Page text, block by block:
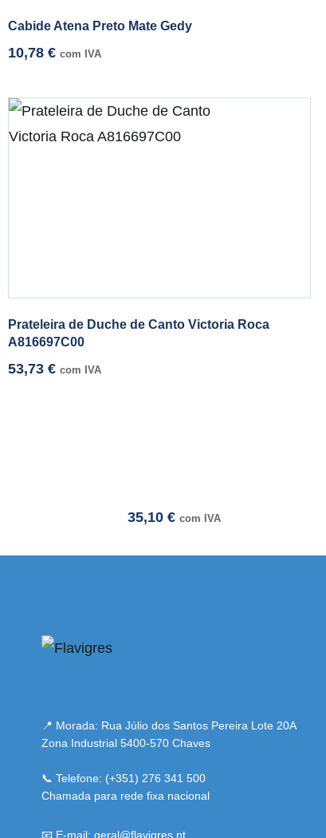
Cabide Atena Preto Mate Gedy
10,78 € com IVA
Prateleira de Duche de Canto Victoria Roca
A816697C00
53,73 € com IVA
35,10 € com IVA
📍 Morada: Rua Júlio dos Santos Pereira Lote 20A
Zona Industrial 5400-570 Chaves
📞 Telefone: (+351) 276 341 500
Chamada para rede fixa nacional
📧 E-mail: geral@flavigres.pt